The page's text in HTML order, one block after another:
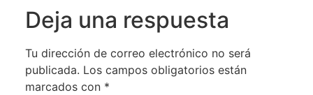
Deja una respuesta
Tu dirección de correo electrónico no será
publicada. Los campos obligatorios están
marcados con *